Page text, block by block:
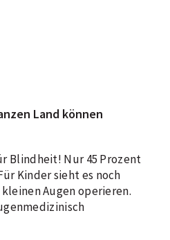
Land können
Blindheit! Nur 45 Prozent
Kinder sieht es noch
Augen operieren.